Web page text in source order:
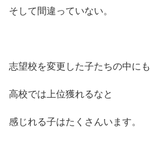
そして間違っていない。
志望校を変更した子たちの中にも
高校では上位獲れるなと
感じれる子はたくさんいます。